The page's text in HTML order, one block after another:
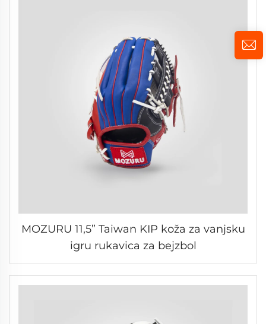
MOZURU 11,5” Taiwan KIP koža za vanjsku
igru rukavica za bejzbol